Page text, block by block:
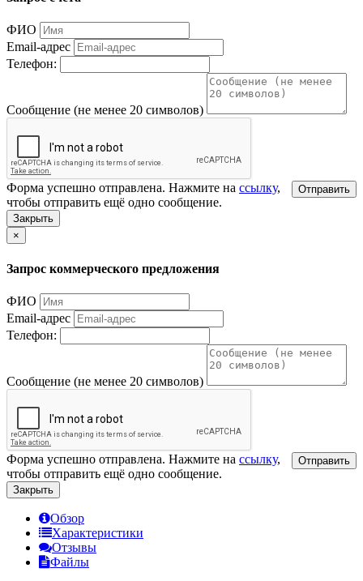
ФИО
Email-адрес
Телефон:
Сообщение (не менее 20 символов)
Отправить
Форма успешно отправлена. Нажмите на ссылку,
чтобы отправить ещё одно сообщение.
Закрыть
×
Запрос коммерческого предложения
ФИО
Email-адрес
Телефон:
Сообщение (не менее 20 символов)
Отправить
Форма успешно отправлена. Нажмите на ссылку,
чтобы отправить ещё одно сообщение.
Закрыть
Обзор
Характеристики
Отзывы
Файлы